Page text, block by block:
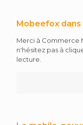
Mobeefox
Merci à Commerce
n'hésitez pas à
lecture.